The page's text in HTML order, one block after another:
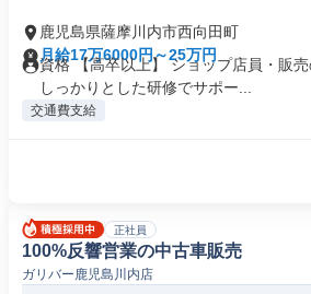
鹿児島県薩摩川内市西向田町
月給17万6000円～25万円
資格 【高卒以上】 ショップ店員・販
しっかりとした研修でサポー...
交通費支給
正社員
100%反響営業の中古車販売
ガリバー鹿児島川内店